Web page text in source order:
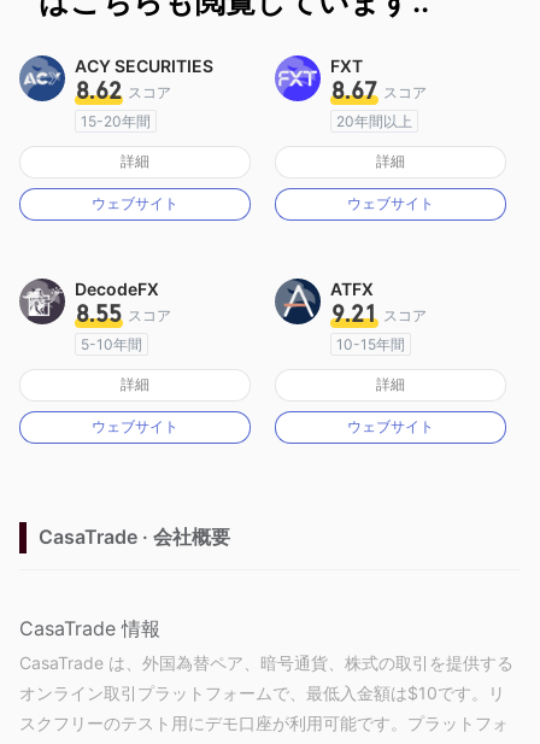
ACY SECURITIES
8.62 スコア
15-20年間
オーストラリア規制
マーケットメイキングライセンス（MM）
MT4フルライセンス
詳細
ウェブサイト
FXT
8.67 スコア
20年間以上
オーストラリア規制
マーケットメイキングライセンス（MM）
MT4フルライセンス
詳細
ウェブサイト
DecodeFX
8.55 スコア
5-10年間
オーストラリア規制
マーケットメイキングライセンス（MM）
MT4フルライセンス
詳細
ウェブサイト
ATFX
9.21 スコア
10-15年間
オーストラリア規制
マーケットメイキングライセンス（MM）
MT4フルライセンス
詳細
ウェブサイト
CasaTrade · 会社概要
CasaTrade 情報
CasaTrade は、外国為替ペア、暗号通貨、株式の取引を提供する
オンライン取引プラットフォームで、最低入金額は$10です。リ
スクフリーのテスト用にデモ口座が利用可能です。プラットフォ